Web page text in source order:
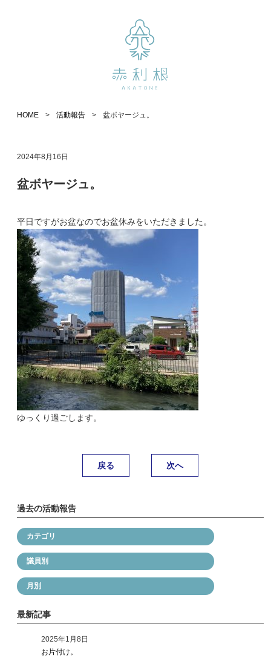
HOME > 活動報告 > 盆ボヤージュ。
2024年8月16日
盆ボヤージュ。
平日ですがお盆なのでお盆休みをいただきました。
ゆっくり過ごします。
戻る 次へ
過去の活動報告
最新記事
2025年1月8日
お片付け。